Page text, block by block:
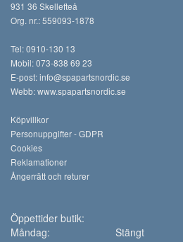
931 36 Skellefteå
Org. nr.: 559093-1878
Tel: 0910-130 13
Mobil: 073-838 69 23
E-post:info@spapartsnordic.se
Webb:www.spapartsnordic.se
Köpvillkor
Personuppgifter - GDPR
Cookies
Reklamationer
Ångerrätt och returer
Öppettider butik:
Måndag:
Stängt